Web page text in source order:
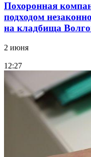
Похоронная
подходом
на кладбища
2 июня
12:27